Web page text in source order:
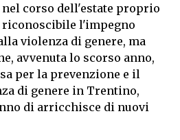
nel corso dell'estate proprio
l'impegno
violenza di genere, ma
avvenuta lo scorso anno,
per la prevenzione e il
di genere in Trentino,
di arricchisce di nuovi